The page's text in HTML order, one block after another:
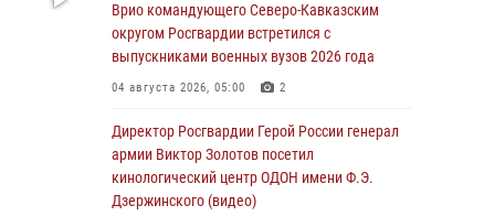
07 августа 2026, 11:18 2
Патриотическая акция «Каникулы с
Росгвардией» прошла в Воронеже
В Ставрополе офицеры Росгвардии стали
участниками пресс-конференции по вопросам
в сфере оборота оружия
Врио командующего Северо-Кавказским
округом Росгвардии встретился с
выпускниками военных вузов 2026 года
04 августа 2026, 05:00 2
Директор Росгвардии Герой России генерал
армии Виктор Золотов посетил
кинологический центр ОДОН имени Ф.Э.
Дзержинского (видео)